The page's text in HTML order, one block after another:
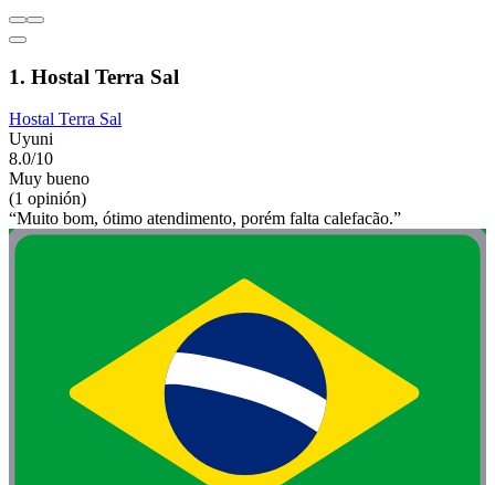
1. Hostal Terra Sal
Hostal Terra Sal
Uyuni
8.0/10
Muy bueno
(1 opinión)
“Muito bom, ótimo atendimento, porém falta calefacão.”